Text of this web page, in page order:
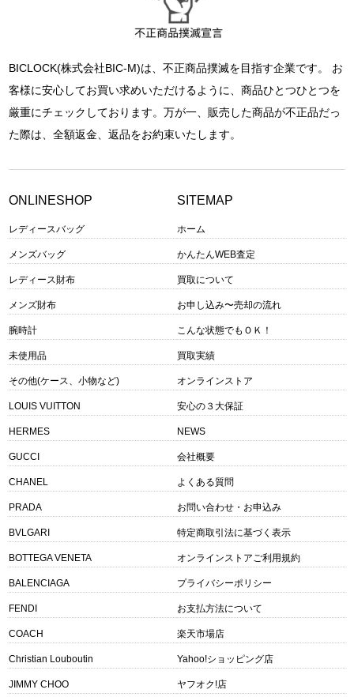
BICLOCK(株式会社BIC-M)は、不正商品撲滅を目指す企業です。 お
客様に安心してお買い求めいただけるように、商品ひとつひとつを
厳重にチェックしております。万が一、販売した商品が不正品だっ
た際は、全額返金、返品をお約束いたします。
ONLINESHOP
レディースバッグ
メンズバッグ
レディース財布
メンズ財布
腕時計
未使用品
その他(ケース、小物など)
LOUIS VUITTON
HERMES
GUCCI
CHANEL
PRADA
BVLGARI
BOTTEGA VENETA
BALENCIAGA
FENDI
COACH
Christian Louboutin
JIMMY CHOO
SITEMAP
ホーム
かんたんWEB査定
買取について
お申し込み〜売却の流れ
こんな状態でもＯＫ！
買取実績
オンラインストア
安心の３大保証
NEWS
会社概要
よくある質問
お問い合わせ・お申込み
特定商取引法に基づく表示
オンラインストアご利用規約
プライバシーポリシー
お支払方法について
楽天市場店
Yahoo!ショッピング店
ヤフオク!店